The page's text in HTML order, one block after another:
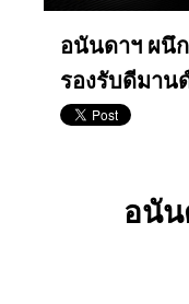
อนันดาฯ ผนึ
รองรับดีมาน
อนัน